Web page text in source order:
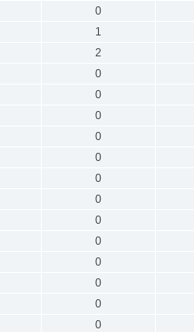
0
1
2
0
0
0
0
0
0
0
0
0
0
0
0
0